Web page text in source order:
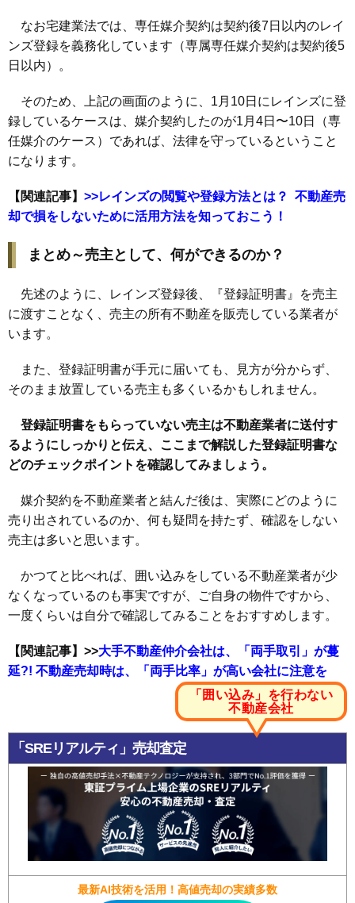
なお宅建業法では、専任媒介契約は契約後7日以内のレイ
ンズ登録を義務化しています（専属専任媒介契約は契約後5
日以内）。
そのため、上記の画面のように、1月10日にレインズに登
録しているケースは、媒介契約したのが1月4日〜10日（専
任媒介のケース）であれば、法律を守っているということ
になります。
【関連記事】 >>レインズの閲覧や登録方法とは？ 不動産売
却で損をしないために活用方法を知っておこう！
まとめ～売主として、何ができるのか？
先述のように、レインズ登録後、『登録証明書』を売主
に渡すことなく、売主の所有不動産を販売している業者が
います。
また、登録証明書が手元に届いても、見方が分からず、
そのまま放置している売主も多くいるかもしれません。
登録証明書をもらっていない売主は不動産業者に送付す
るようにしっかりと伝え、ここまで解説した登録証明書な
どのチェックポイントを確認してみましょう。
媒介契約を不動産業者と結んだ後は、実際にどのように
売り出されているのか、何も疑問を持たず、確認をしない
売主は多いと思います。
かつてと比べれば、囲い込みをしている不動産業者が少
なくなっているのも事実ですが、ご自身の物件ですから、
一度くらいは自分で確認してみることをおすすめします。
【関連記事】>>大手不動産仲介会社は、「両手取引」が蔓
延?! 不動産売却時は、「両手比率」が高い会社に注意を
「囲い込み」を行わない
不動産会社
「SREリアルティ」売却査定
最新AI技術を活用！高値売却の実績多数